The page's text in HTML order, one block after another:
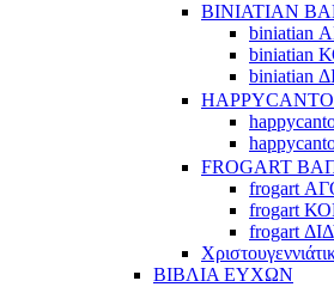
ΒΙΝΙΑΤΙΑΝ
biniatian
biniatian
biniatian
FROGART
frogart
frogart
frogart
ΒΙΒΛΙΑ ΕΥΧΩΝ